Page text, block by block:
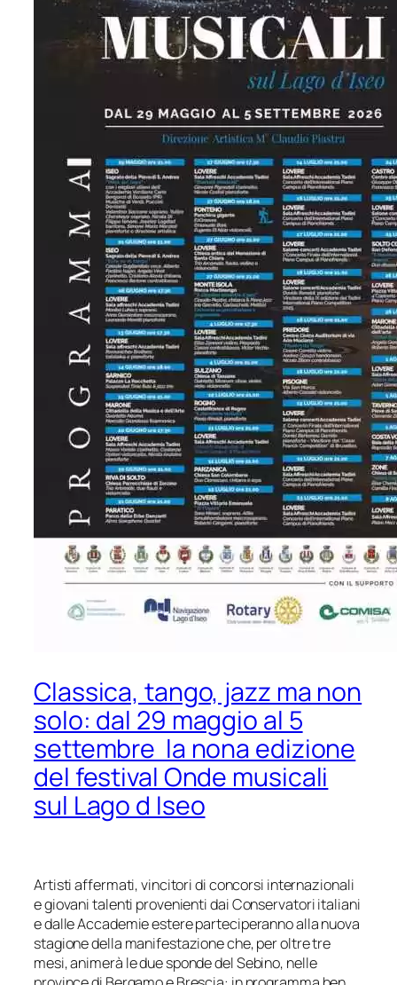
Classica, tango, jazz ma non
solo: dal 29 maggio al 5
settembre la nona edizione
del festival Onde musicali
sul Lago d Iseo
Artisti affermati, vincitori di concorsi internazionali
e giovani talenti provenientidai Conservatori italiani
e dalle Accademie estere parteciperanno alla nuova
stagione della manifestazione che, per oltre tre
mesi, animerà le due sponde del Sebino, nelle